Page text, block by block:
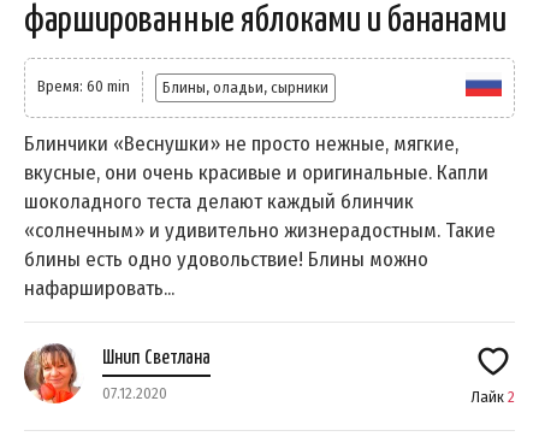
фаршированные яблоками и бананами
Время: 60 min Блины, оладьи, сырники
Блинчики «Веснушки» не просто нежные, мягкие,
вкусные, они очень красивые и оригинальные. Капли
шоколадного теста делают каждый блинчик
«солнечным» и удивительно жизнерадостным. Такие
блины есть одно удовольствие! Блины можно
нафаршировать...
Шнип Светлана
07.12.2020 Лайк 2